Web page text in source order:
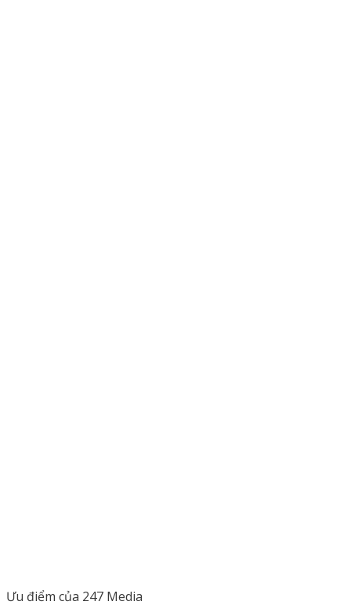
Ưu điểm của 247 Media